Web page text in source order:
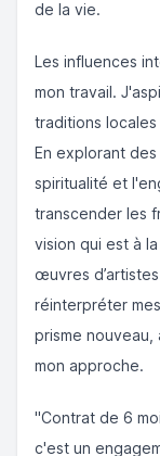
de la vie.
Les influences
mon travail.
traditions
En explorant
spiritualité et
transcender les
vision qui est à
œuvres
réinterpréter
prisme nouveau,
mon approche.
"Contrat de 6
c'est un